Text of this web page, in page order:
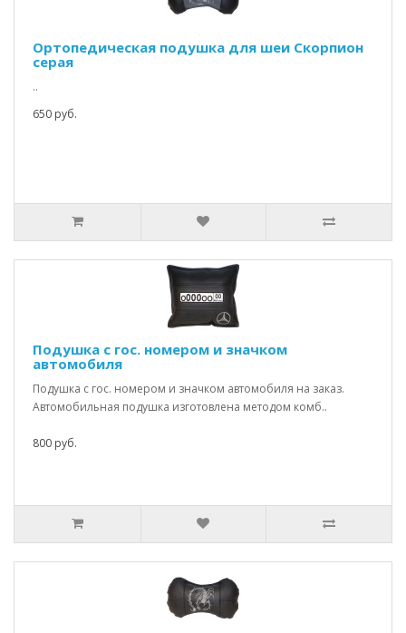
Ортопедическая подушка для шеи Скорпион
серая
..
650 руб.
Подушка с гос. номером и значком
автомобиля
Подушка с гос. номером и значком автомобиля на заказ.
Автомобильная подушка изготовлена методом комб..
800 руб.